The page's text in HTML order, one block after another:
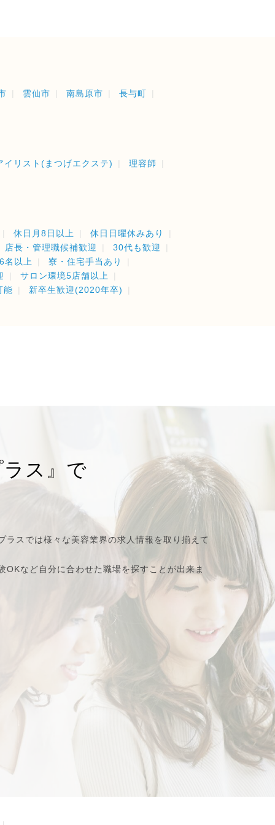
雲仙市 南島原市 長与町
イリスト(まつげエクステ) 理容師
休日月8日以上
休日日曜休みあり
店長・管理職候補歓迎
30代も歓迎
名以上
寮・住宅手当あり
サロン環境5店舗以上
能
新卒生歓迎(2020年卒)
ス』で
スでは様々な美容業界の求人情報を取り揃えて
など自分に合わせた職場を探すことが出来ま